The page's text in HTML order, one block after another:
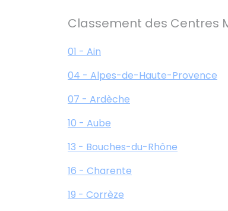
Classement des Centres
01 - Ain
04 - Alpes-de-Haute-Provence
07 - Ardèche
10 - Aube
13 - Bouches-du-Rhône
16 - Charente
19 - Corrèze